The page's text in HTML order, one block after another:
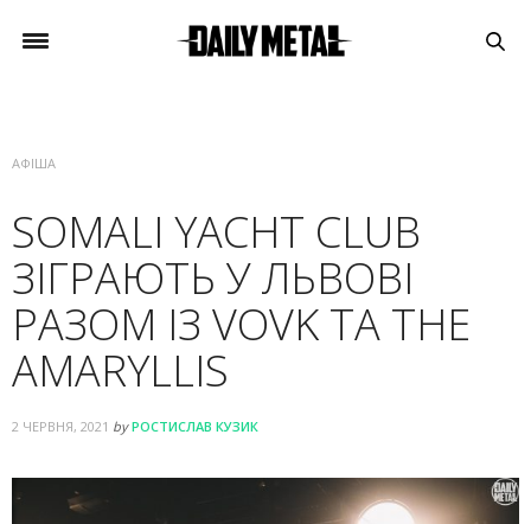
АФІША
SOMALI YACHT CLUB
ЗІГРАЮТЬ У ЛЬВОВІ
РАЗОМ ІЗ VOVK ТА THE
AMARYLLIS
2 ЧЕРВНЯ, 2021 by РОСТИСЛАВ КУЗИК